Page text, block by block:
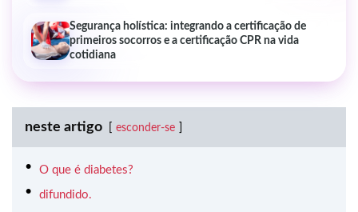
Segurança holística: integrando a certificação de
primeiros socorros e a certificação CPR na vida
cotidiana
neste artigo esconder-se
O que é diabetes?
difundido.